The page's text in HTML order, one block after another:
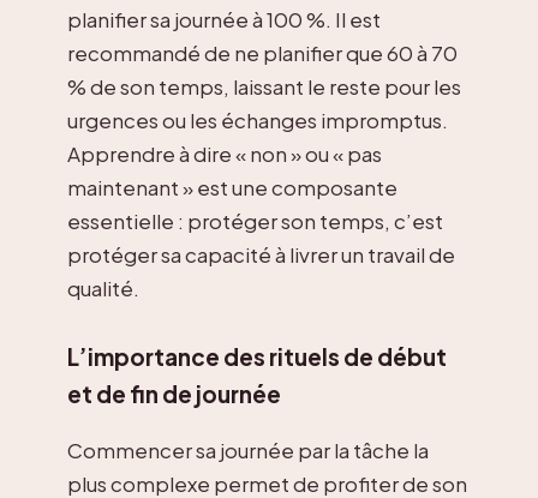
planifier sa journée à 100 %. Il est
recommandé de ne planifier que 60 à 70
% de son temps, laissant le reste pour les
urgences ou les échanges impromptus.
Apprendre à dire « non » ou « pas
maintenant » est une composante
essentielle : protéger son temps, c’est
protéger sa capacité à livrer un travail de
qualité.
L’importance des rituels de début
et de fin de journée
Commencer sa journée par la tâche la
plus complexe permet de profiter de son